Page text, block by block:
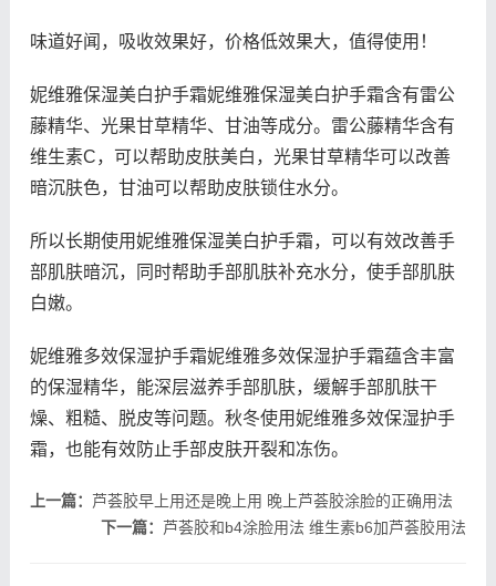
味道好闻，吸收效果好，价格低效果大，值得使用！
妮维雅保湿美白护手霜妮维雅保湿美白护手霜含有雷公
藤精华、光果甘草精华、甘油等成分。雷公藤精华含有
维生素C，可以帮助皮肤美白，光果甘草精华可以改善
暗沉肤色，甘油可以帮助皮肤锁住水分。
所以长期使用妮维雅保湿美白护手霜，可以有效改善手
部肌肤暗沉，同时帮助手部肌肤补充水分，使手部肌肤
白嫩。
妮维雅多效保湿护手霜妮维雅多效保湿护手霜蕴含丰富
的保湿精华，能深层滋养手部肌肤，缓解手部肌肤干
燥、粗糙、脱皮等问题。秋冬使用妮维雅多效保湿护手
霜，也能有效防止手部皮肤开裂和冻伤。
上一篇： 芦荟胶早上用还是晚上用 晚上芦荟胶涂脸的正确用法
下一篇：芦荟胶和b4涂脸用法 维生素b6加芦荟胶用法